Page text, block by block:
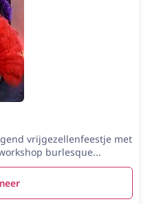
vrijgezellenfeestje met
burlesque...